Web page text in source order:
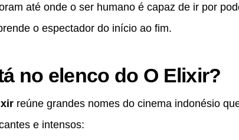
até onde o ser humano é capaz de ir por
o espectador do início ao fim.
no elenco do O Elixir?
reúne grandes nomes do cinema indonésio
e intensos: